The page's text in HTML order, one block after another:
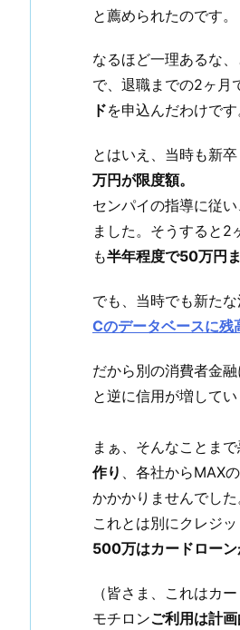
と薦められたのです。
なるほど一理あるな、
で、退職までの2ヶ月
ドを申込んだわけです
とはいえ、当時も新
万円が限度額。
センパイの指導に従
ました。そうすると2
も半年程度で50万円
でも、当時でも新た
Cのデータベースに残
だから別の消費者金
と逆に信用が増してい
まぁ、そんなことまで
作り
、各社からMAX
かかかりませんでした
これとは別にクレジ
500万はカードロー
（皆さま、これはカ
モチロンご利用は計画